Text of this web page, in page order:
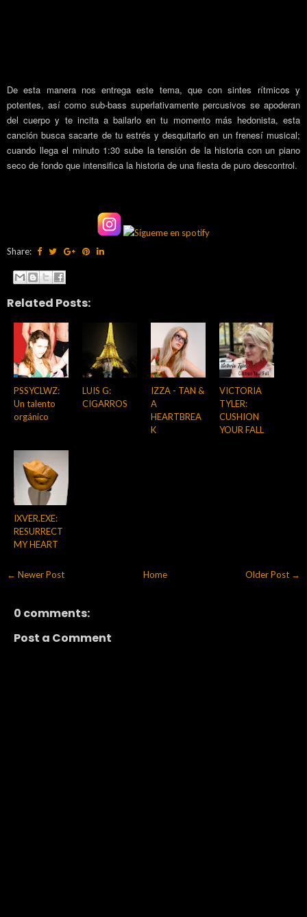
De esta manera nos entrega este tema, que con sintes rítmicos y
potentes, así como sub-bass superlativamente percusivos se apoderan
del cuerpo y te incita a bailarlo en tu momento más hedonista, esta
canción busca sacarte de tu estrés y desquitarlo en un frenesí musical;
cuando llega el minuto 1:30 sube la tensión de la historia con un piano
seco de fondo que intensifica la historia de una fiesta de puro descontrol.
Share:
Related Posts:
PSSYCLWZ:
Un talento
orgánico
LUIS G:
CIGARROS
IZZA - TAN &
A
HEARTBREA
K
VICTORIA
TYLER:
CUSHION
YOUR FALL
IXVER.EXE:
RESURRECT
MY HEART
← Newer Post Older Post →
Home
0 comments:
Post a Comment